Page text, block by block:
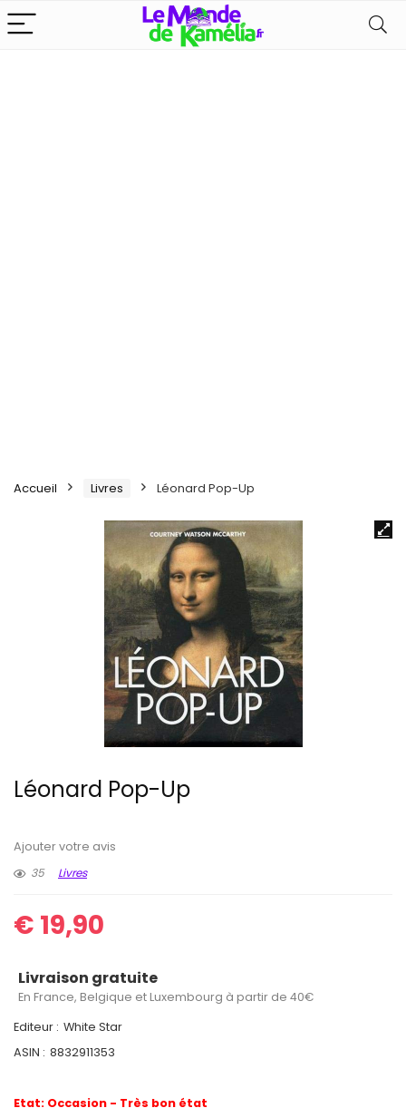
Accueil Livres Léonard Pop-Up
Léonard Pop-Up
Ajouter votre avis
35
Livres
€ 19,90
Livraison gratuite
En France, Belgique et Luxembourg à partir de 40€
Editeur : White Star
ASIN : 8832911353
Etat: Occasion - Très bon état